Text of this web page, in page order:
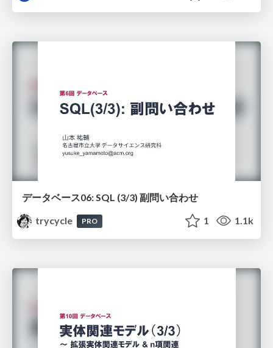
データベース06: SQL (3/3) 副問い合わせ
trycycle
PRO 1 1.1k